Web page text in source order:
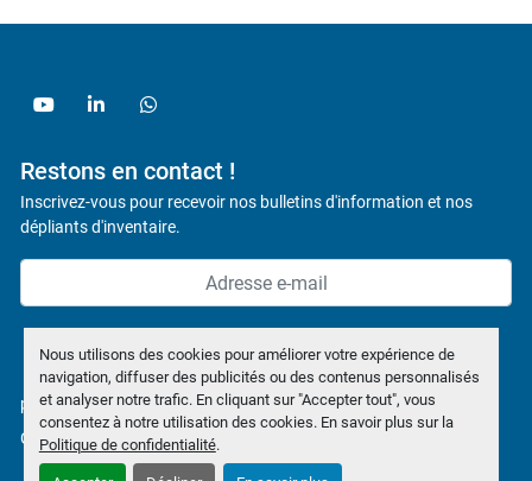
Nous utilisons des cookies pour améliorer votre expérience de
navigation, diffuser des publicités ou des contenus personnalisés
et analyser notre trafic. En cliquant sur "Accepter tout", vous
consentez à notre utilisation des cookies. En savoir plus sur la
Politique de confidentialité.
youtubelinkedinwhatsapp
Restons en contact !
Inscrivez-vous pour recevoir nos bulletins d'information et nos
dépliants d'inventaire.
politique de confidentialité
Gérez les cookies